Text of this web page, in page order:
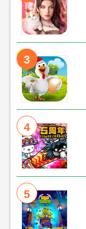
3
4
5